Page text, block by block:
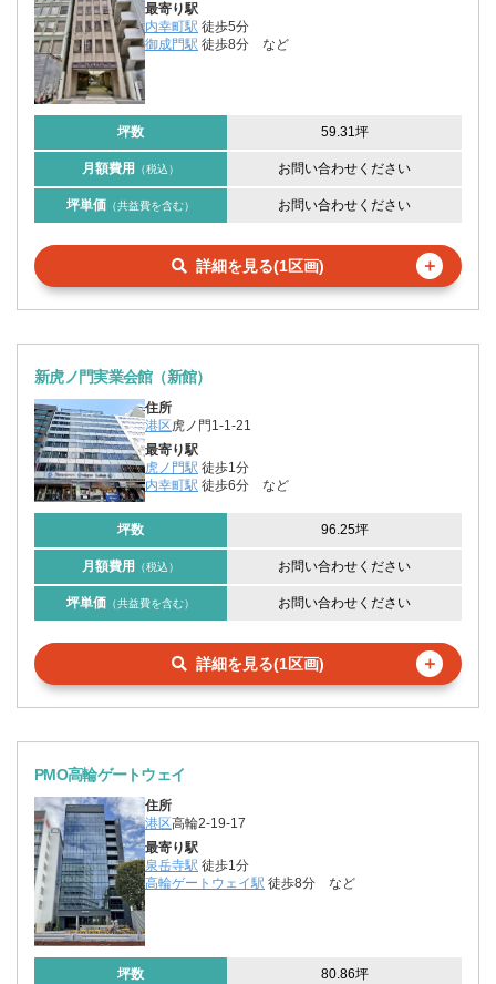
最寄り駅
内幸町駅 徒歩5分
御成門駅 徒歩8分 など
坪数 59.31坪
月額費用 （税込） お問い合わせください
坪単価 （共益費を含む） お問い合わせください
詳細を見る(1区画) ＋
新虎ノ門実業会館（新館）
住所
港区虎ノ門1-1-21
最寄り駅
虎ノ門駅 徒歩1分
内幸町駅 徒歩6分 など
坪数 96.25坪
月額費用 （税込） お問い合わせください
坪単価 （共益費を含む） お問い合わせください
詳細を見る(1区画) ＋
PMO高輪ゲートウェイ
住所
港区高輪2-19-17
最寄り駅
泉岳寺駅 徒歩1分
高輪ゲートウェイ駅 徒歩8分 など
坪数 80.86坪